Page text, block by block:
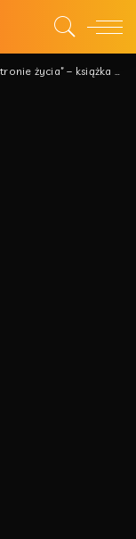
która najpierw tobą wstrząśnie a następnie przywróci nadzieję